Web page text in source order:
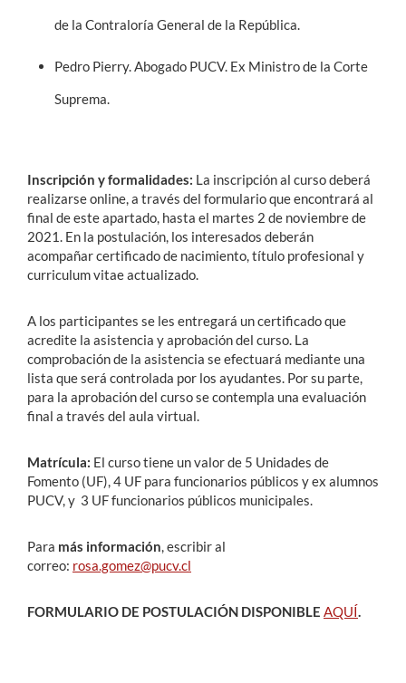
de la Contraloría General de la República.
Pedro Pierry. Abogado PUCV. Ex Ministro de la Corte
Suprema.
Inscripción y formalidades: La inscripción al curso deberá
realizarse online, a través del formulario que encontrará al
final de este apartado, hasta el martes 2 de noviembre de
2021. En la postulación, los interesados deberán
acompañar certificado de nacimiento, título profesional y
curriculum vitae actualizado.
A los participantes se les entregará un certificado que
acredite la asistencia y aprobación del curso. La
comprobación de la asistencia se efectuará mediante una
lista que será controlada por los ayudantes. Por su parte,
para la aprobación del curso se contempla una evaluación
final a través del aula virtual.
Matrícula: El curso tiene un valor de 5 Unidades de
Fomento (UF), 4 UF para funcionarios públicos y ex alumnos
PUCV, y 3 UF funcionarios públicos municipales.
Para más información, escribir al
correo: rosa.gomez@pucv.cl
FORMULARIO DE POSTULACIÓN DISPONIBLE AQUÍ.